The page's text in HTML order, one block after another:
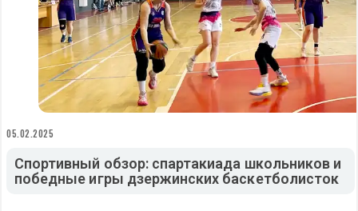
05.02.2025
Спортивный обзор: спартакиада школьников и
победные игры дзержинских баскетболисток